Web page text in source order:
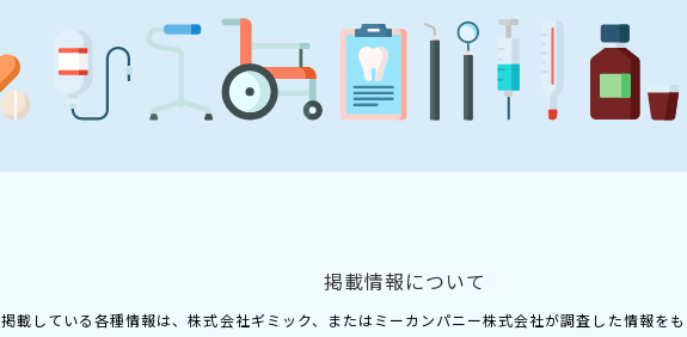
掲載情報について
掲載している各種情報は、株式会社ギミック、またはミーカンパニー株式会社が調査した情報をも